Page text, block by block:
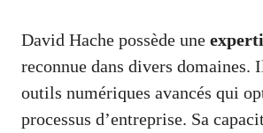
David Hache possède une
reconnue dans divers domaines.
outils numériques avancés qui
processus d’entreprise. Sa